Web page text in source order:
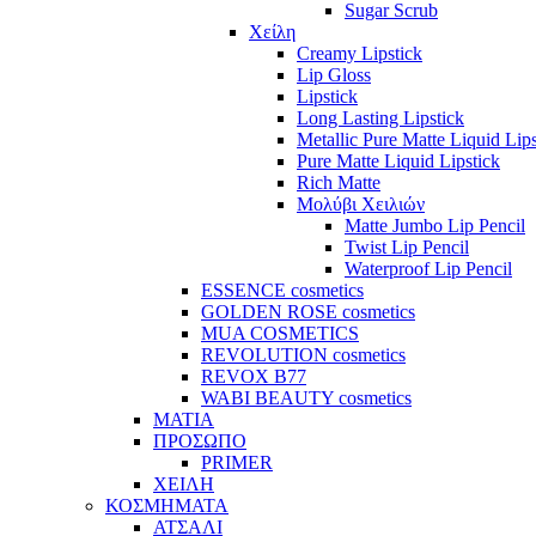
Sugar Scrub
Χείλη
Creamy Lipstick
Lip Gloss
Lipstick
Long Lasting Lipstick
Metallic Pure Matte Liquid
Pure Matte Liquid Lipstick
Rich Matte
Μολύβι Χειλιών
Matte Jumbo Lip Pencil
Twist Lip Pencil
Waterproof Lip Pencil
ESSENCE cosmetics
GOLDEN ROSE cosmetics
MUA COSMETICS
REVOLUTION cosmetics
REVOX B77
WABI BEAUTY cosmetics
ΜΑΤΙΑ
ΠΡΟΣΩΠΟ
PRIMER
ΧΕΙΛΗ
ΚΟΣΜΗΜΑΤΑ
ΑΤΣΑΛΙ